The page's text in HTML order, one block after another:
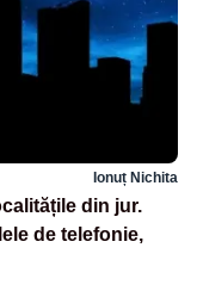
Ionuț Nichita
din jur.
de telefonie,